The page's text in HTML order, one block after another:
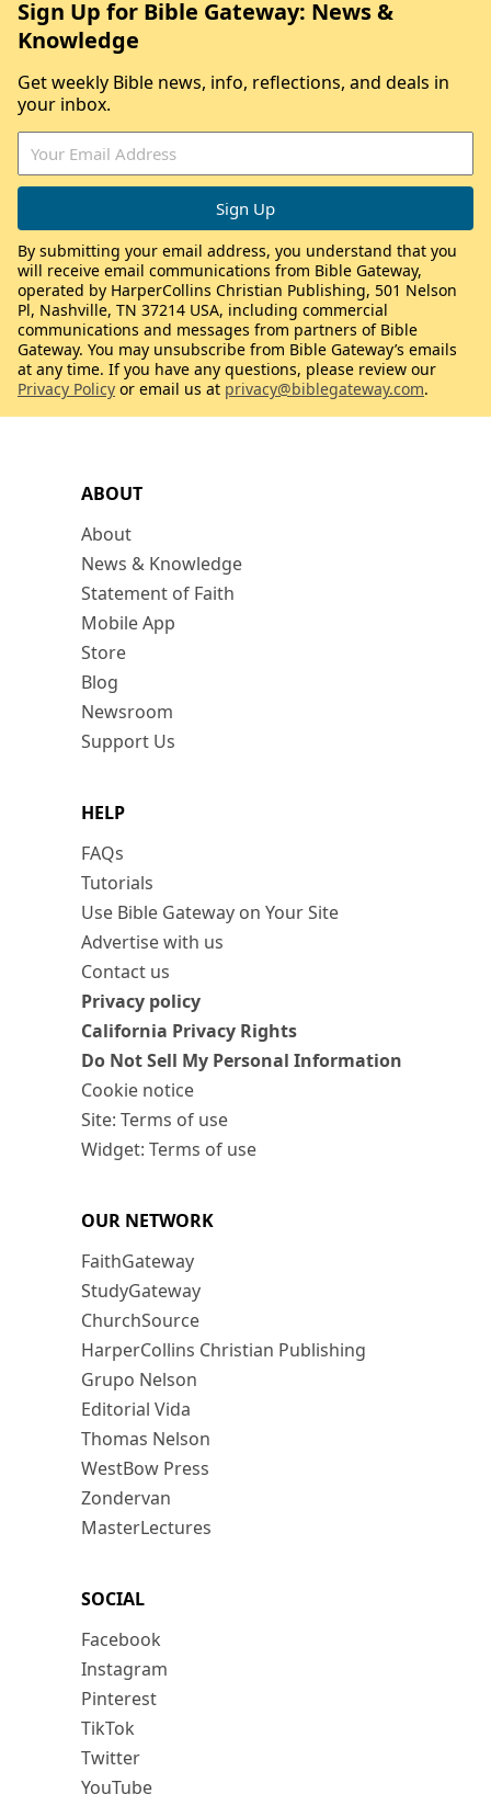
ABOUT
About
News & Knowledge
Statement of Faith
Mobile App
Store
Blog
Newsroom
Support Us
HELP
FAQs
Tutorials
Use Bible Gateway on Your Site
Advertise with us
Contact us
Privacy policy
California Privacy Rights
Do Not Sell My Personal Information
Cookie notice
Site: Terms of use
Widget: Terms of use
OUR NETWORK
FaithGateway
StudyGateway
ChurchSource
HarperCollins Christian Publishing
Grupo Nelson
Editorial Vida
Thomas Nelson
WestBow Press
Zondervan
MasterLectures
SOCIAL
Facebook
Instagram
Pinterest
TikTok
Twitter
YouTube
Sign Up for Bible Gateway: News &
Knowledge
Get weekly Bible news, info, reflections, and deals in
your inbox.
By submitting your email address, you understand that you
will receive email communications from Bible Gateway,
operated by HarperCollins Christian Publishing, 501 Nelson
Pl, Nashville, TN 37214 USA, including commercial
communications and messages from partners of Bible
Gateway. You may unsubscribe from Bible Gateway’s emails
at any time. If you have any questions, please review our
Privacy Policy or email us at privacy@biblegateway.com.